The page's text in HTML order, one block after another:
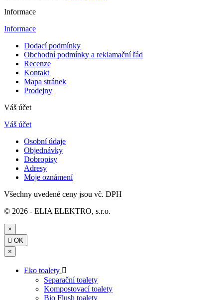
Informace
Informace
Dodací podmínky
Obchodní podmínky a reklamační řád
Recenze
Kontakt
Mapa stránek
Prodejny
Váš účet
Váš účet
Osobní údaje
Objednávky
Dobropisy
Adresy
Moje oznámení
Všechny uvedené ceny jsou vč. DPH
© 2026 - ELIA ELEKTRO, s.r.o.
×
 OK
×
Eko toalety 
Separační toalety
Kompostovací toalety
Bio Flush toalety